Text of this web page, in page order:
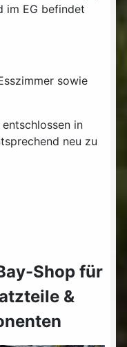
im EG befindet
sowie
in
neu zu
Shop für
&